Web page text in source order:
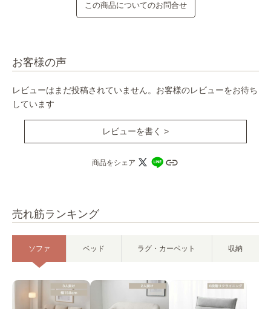
売れ筋ランキング
ソファ ベッド ラグ・カーペット 収納
この商品についてのお問合せ
お客様の声
レビューはまだ投稿されていません。お客様のレビューをお待ち
しています
レビューを書く >
商品をシェア